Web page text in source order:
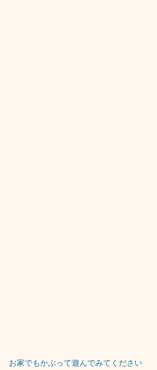
お家でもかぶって遊んでみてください